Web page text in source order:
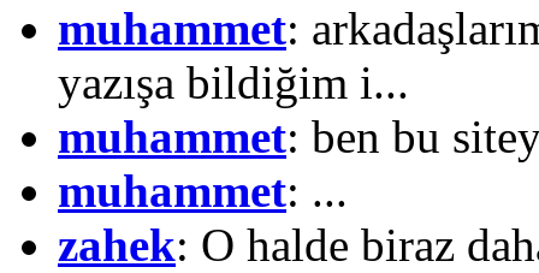
muhammet:
yazışa bildiğim i...
muhammet: ben bu
muhammet: ...
zahek: O halde biraz